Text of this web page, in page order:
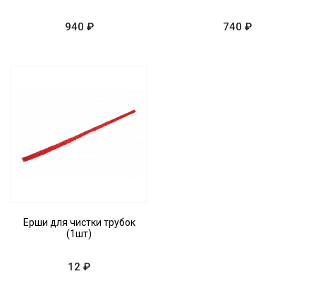
940 ₽ 740 ₽
Ерши для чистки трубок
(1шт)
12 ₽